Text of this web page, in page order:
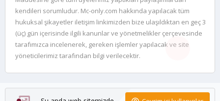
kendileri sorumludur. Mc-only.com hakkında yapılacak tüm
hukuksal şikayetler iletişim linkimizden bize ulaşıldıktan en geç 3
(üç) gün içerisinde ilgili kanunlar ve yönetmelikler çerçevesinde
tarafımızca incelenerek, gereken işlemler yapılacak ve site
yöneticilerimiz tarafından bilgi verilecektir.